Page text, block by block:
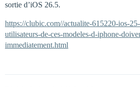
sortie d’iOS 26.5.
https://clubic.com//actualite-615220-ios-
utilisateurs-de-ces-modeles-d-iphone-
immediatement.html